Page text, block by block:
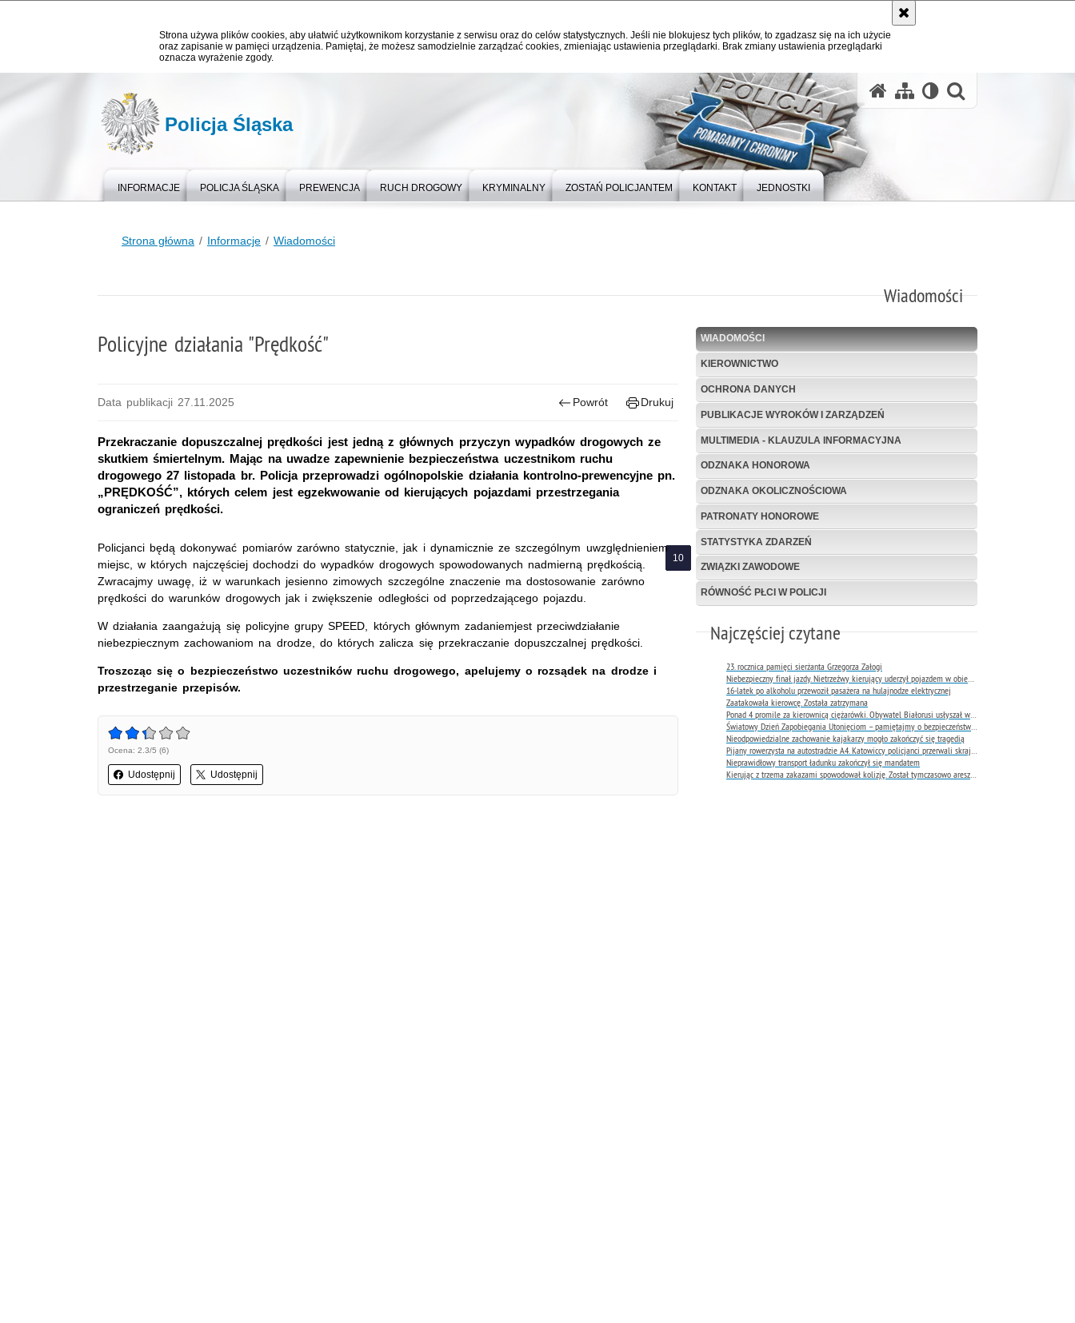
Strona używa plików cookies, aby ułatwić użytkownikom korzystanie z serwisu oraz do celów statystycznych. Jeśli nie blokujesz tych plików, to zgadzasz się na ich użycie
oraz zapisanie w pamięci urządzenia. Pamiętaj, że możesz samodzielnie zarządzać cookies, zmieniając ustawienia przeglądarki. Brak zmiany ustawienia przeglądarki
oznacza wyrażenie zgody.
Policja Śląska
INFORMACJE POLICJA ŚLĄSKA PREWENCJA RUCH DROGOWY KRYMINALNY ZOSTAŃ POLICJANTEM KONTAKT JEDNOSTKI
Strona główna Informacje Wiadomości
Wiadomości
WIADOMOŚCI
KIEROWNICTWO
OCHRONA DANYCH
PUBLIKACJE WYROKÓW I ZARZĄDZEŃ
MULTIMEDIA - KLAUZULA INFORMACYJNA
ODZNAKA HONOROWA
ODZNAKA OKOLICZNOŚCIOWA
PATRONATY HONOROWE
STATYSTYKA ZDARZEŃ
ZWIĄZKI ZAWODOWE
RÓWNOŚĆ PŁCI W POLICJI
Najczęściej czytane
23. rocznica pamięci sierżanta Grzegorza Załogi
16-latek po alkoholu przewoził pasażera na hulajnodze elektrycznej
Zaatakowała kierowcę. Została zatrzymana
Nieodpowiedzialne zachowanie kajakarzy mogło zakończyć się tragedią
Nieprawidłowy transport ładunku zakończył się mandatem
Policyjne działania "Prędkość"
Data publikacji 27.11.2025 Powrót Drukuj
Przekraczanie dopuszczalnej prędkości jest jedną z głównych przyczyn wypadków drogowych ze
skutkiem śmiertelnym. Mając na uwadze zapewnienie bezpieczeństwa uczestnikom ruchu
drogowego 27 listopada br. Policja przeprowadzi ogólnopolskie działania kontrolno-prewencyjne pn.
„PRĘDKOŚĆ”, których celem jest egzekwowanie od kierujących pojazdami przestrzegania
ograniczeń prędkości.
Policjanci będą dokonywać pomiarów zarówno statycznie, jak i dynamicznie ze szczególnym uwzględnieniem
miejsc, w których najczęściej dochodzi do wypadków drogowych spowodowanych nadmierną prędkością.
Zwracajmy uwagę, iż w warunkach jesienno zimowych szczególne znaczenie ma dostosowanie zarówno
prędkości do warunków drogowych jak i zwiększenie odległości od poprzedzającego pojazdu.
W działania zaangażują się policyjne grupy SPEED, których głównym zadaniemjest przeciwdziałanie
niebezpiecznym zachowaniom na drodze, do których zalicza się przekraczanie dopuszczalnej prędkości.
Troszcząc się o bezpieczeństwo uczestników ruchu drogowego, apelujemy o rozsądek na drodze i
przestrzeganie przepisów.
Ocena: 2.3/5 (6)
Udostępnij Udostępnij